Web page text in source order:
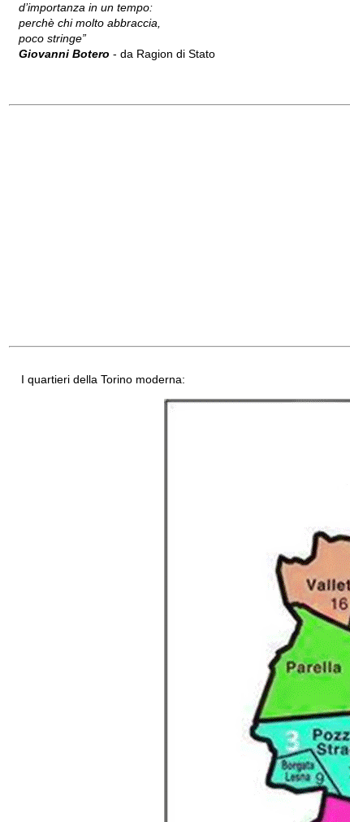
d’importanza in un tempo:
perchè chi molto abbraccia,
poco stringe”
Giovanni Botero - da Ragion di Stato
I quartieri della Torino moderna: